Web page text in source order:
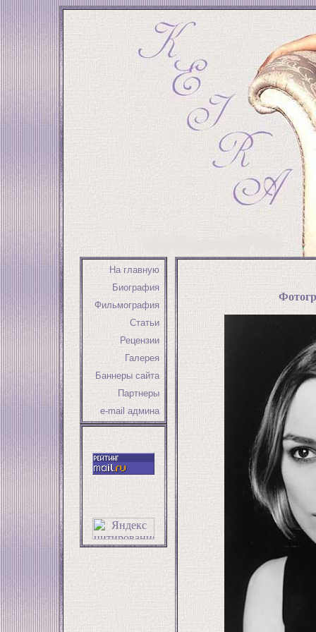
На главную
Биография
Фильмография
Статьи
Рецензии
Галерея
Баннеры сайта
Партнеры
e-mail админа